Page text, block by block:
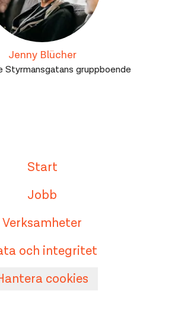
Jenny Blücher
Styrmansgatans gruppboende
Start
Jobb
Verksamheter
och integritet
cookies